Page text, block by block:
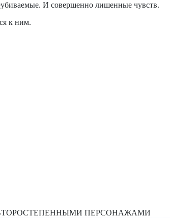
И совершенно лишенные чувств.
к ним.
ПЕРСОНАЖАМИ